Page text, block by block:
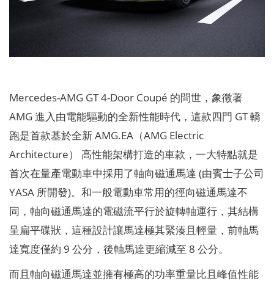
Mercedes-AMG GT 4-Door Coupé 的問世，象徵著
AMG 進入由電能驅動的全新性能時代，這款四門 GT 轎
跑是首款基於全新 AMG.EA（AMG Electric
Architecture） 高性能架構打造的車款，一大特點就是
首次在量產電動車中採用了軸向磁通馬達 (由賓士子公司
YASA 所開發)。和一般電動車常用的徑向磁通馬達不
同，軸向磁通馬達的電磁流平行於旋轉軸運行，其結構
呈扁平碟狀，這種設計讓馬達極其緊湊且輕量，前軸馬
達寬度僅約 9 公分，後軸馬達更縮減至 8 公分。
而且軸向磁通馬達並擁有極高的功率重量比且峰值性能